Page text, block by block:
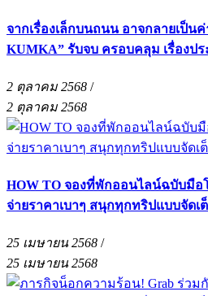
จากเรื่องเล็กบนถนน อาจกลายเป็น
KUMKA” รับจบ ครอบคลุม เรื่องป
2 ตุลาคม 2568 /
2 ตุลาคม 2568
HOW TO จองที่พักออนไลน์ฉบับมือ
จ่ายราคาเบาๆ สนุกทุกทริปแบบจัดเ
25 เมษายน 2568 /
25 เมษายน 2568